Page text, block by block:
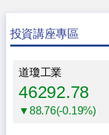
投資講座專區
道瓊工業
46292.78
▼88.76(-0.19%)